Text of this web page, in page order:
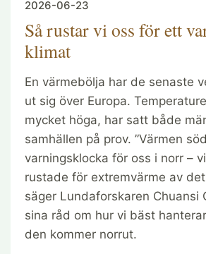
2026-06-23
Så rustar vi oss för ett
klimat
En värmebölja har de senaste
ut sig över Europa.
mycket höga, har satt både
samhällen på prov. ”Värmen
varningsklocka för oss i norr –
rustade för extremvärme av det
säger Lundaforskaren Chuansi
sina råd om hur vi bäst
den kommer norrut.